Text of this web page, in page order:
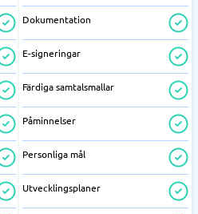
Dokumentation
E-signeringar
Färdiga samtalsmallar
Påminnelser
Personliga mål
Utvecklingsplaner